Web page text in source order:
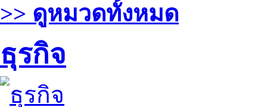
>> ดูหมวดทั้งหมด
ธุรกิจ